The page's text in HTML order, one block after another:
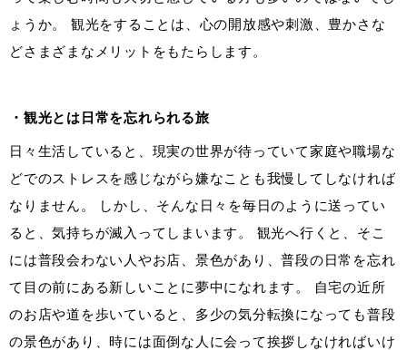
ょうか。 観光をすることは、心の開放感や刺激、豊かさな
どさまざまなメリットをもたらします。
・観光とは日常を忘れられる旅
日々生活していると、現実の世界が待っていて家庭や職場な
どでのストレスを感じながら嫌なことも我慢してしなければ
なりません。 しかし、そんな日々を毎日のように送ってい
ると、気持ちが滅入ってしまいます。 観光へ行くと、そこ
には普段会わない人やお店、景色があり、普段の日常を忘れ
て目の前にある新しいことに夢中になれます。 自宅の近所
のお店や道を歩いていると、多少の気分転換になっても普段
の景色があり、時には面倒な人に会って挨拶しなければいけ